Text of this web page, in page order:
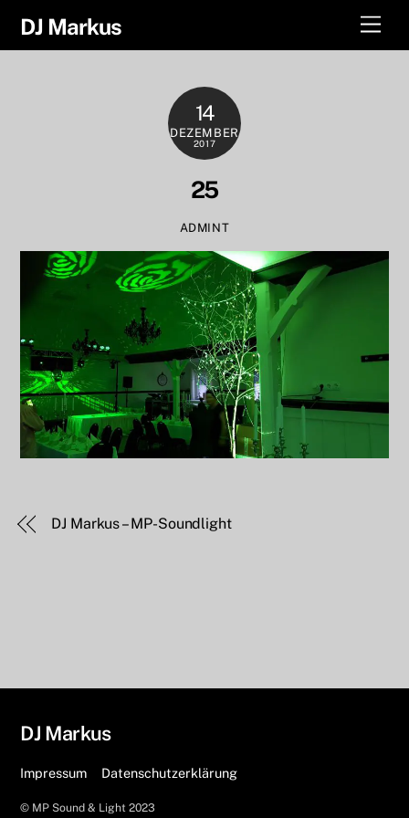
DJ Markus
14
DEZEMBER
2017
25
ADMINT
DJ Markus – MP-Soundlight
DJ Markus
Impressum Datenschutzerklärung
© MP Sound & Light 2023